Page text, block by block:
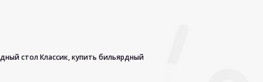
стол Классик,купить бильярдный